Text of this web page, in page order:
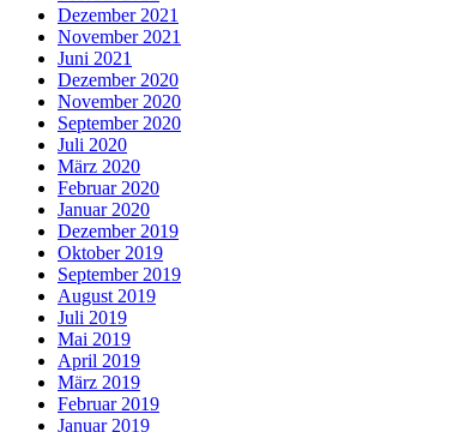
Dezember 2021
November 2021
Juni 2021
Dezember 2020
November 2020
September 2020
Juli 2020
März 2020
Februar 2020
Januar 2020
Dezember 2019
Oktober 2019
September 2019
August 2019
Juli 2019
Mai 2019
April 2019
März 2019
Februar 2019
Januar 2019